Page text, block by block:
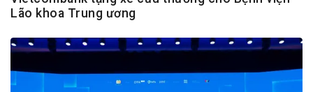
Lão khoa Trung ương